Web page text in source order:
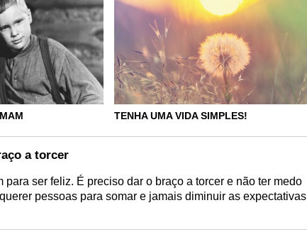
TENHA UMA VIDA SIMPLES!
a torcer
para ser feliz. É preciso dar o braço a torcer e não ter medo
pessoas para somar e jamais diminuir as expectativas